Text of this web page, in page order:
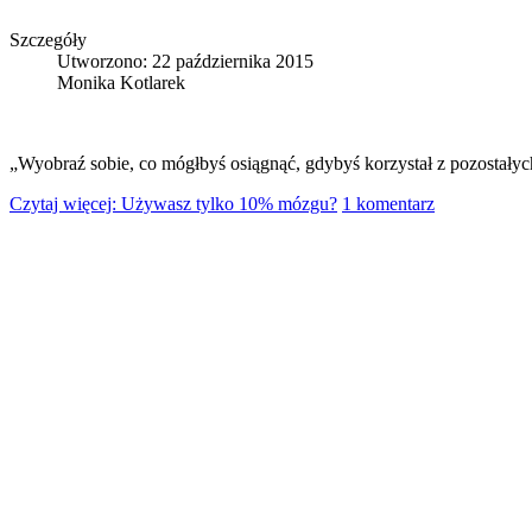
Szczegóły
Utworzono: 22 października 2015
Monika Kotlarek
„Wyobraź sobie, co mógłbyś osiągnąć, gdybyś korzystał z
Czytaj więcej: Używasz tylko 10% mózgu? 1 komentarz